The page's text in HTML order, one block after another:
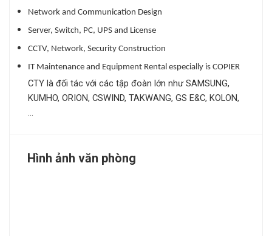
Network and Communication Design
Server, Switch, PC, UPS and License
CCTV, Network, Security Construction
IT Maintenance and Equipment Rental especially is COPIER
CTY là đối tác với các tập đoàn lớn như SAMSUNG,
KUMHO, ORION, CSWIND, TAKWANG, GS E&C, KOLON,
...
Hình ảnh văn phòng